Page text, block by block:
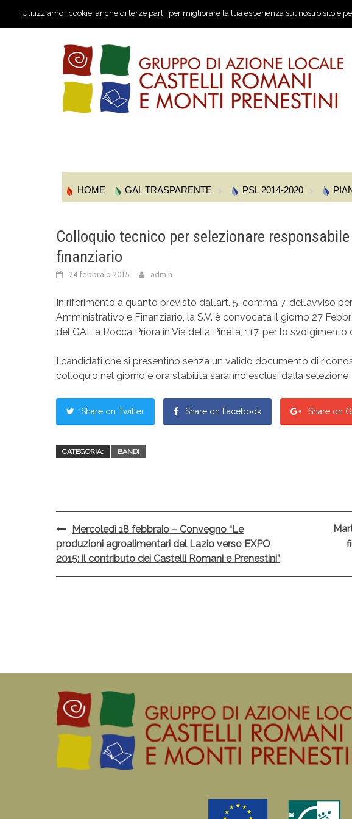
HOME GAL TRASPARENTE PSL 2014-2020
Colloquio tecnico per selezionare
finanziario
24 febbraio 2015 admin
In riferimento a quanto previsto dall’art. 5, comma 7, dell’avviso
Amministrativo e Finanziario, la S.V. è convocata il giorno 27
del GAL a Rocca Priora in Via della Pineta, 117, per lo
I candidati che si presentino senza un valido documento di
colloquio nel giorno e ora stabilita saranno esclusi dalla selezione
Share on Twitter Share on Facebook Share on
CATEGORIA: BANDI
Post
navigation
Mercoledì 18 febbraio – Convegno “Le
produzioni agroalimentari del Lazio verso EXPO
2015: il contributo dei Castelli Romani e Prenestini”
Utilizziamo i cookie, anche di terze parti, per migliorare la tua esperienza sul nostro sito e